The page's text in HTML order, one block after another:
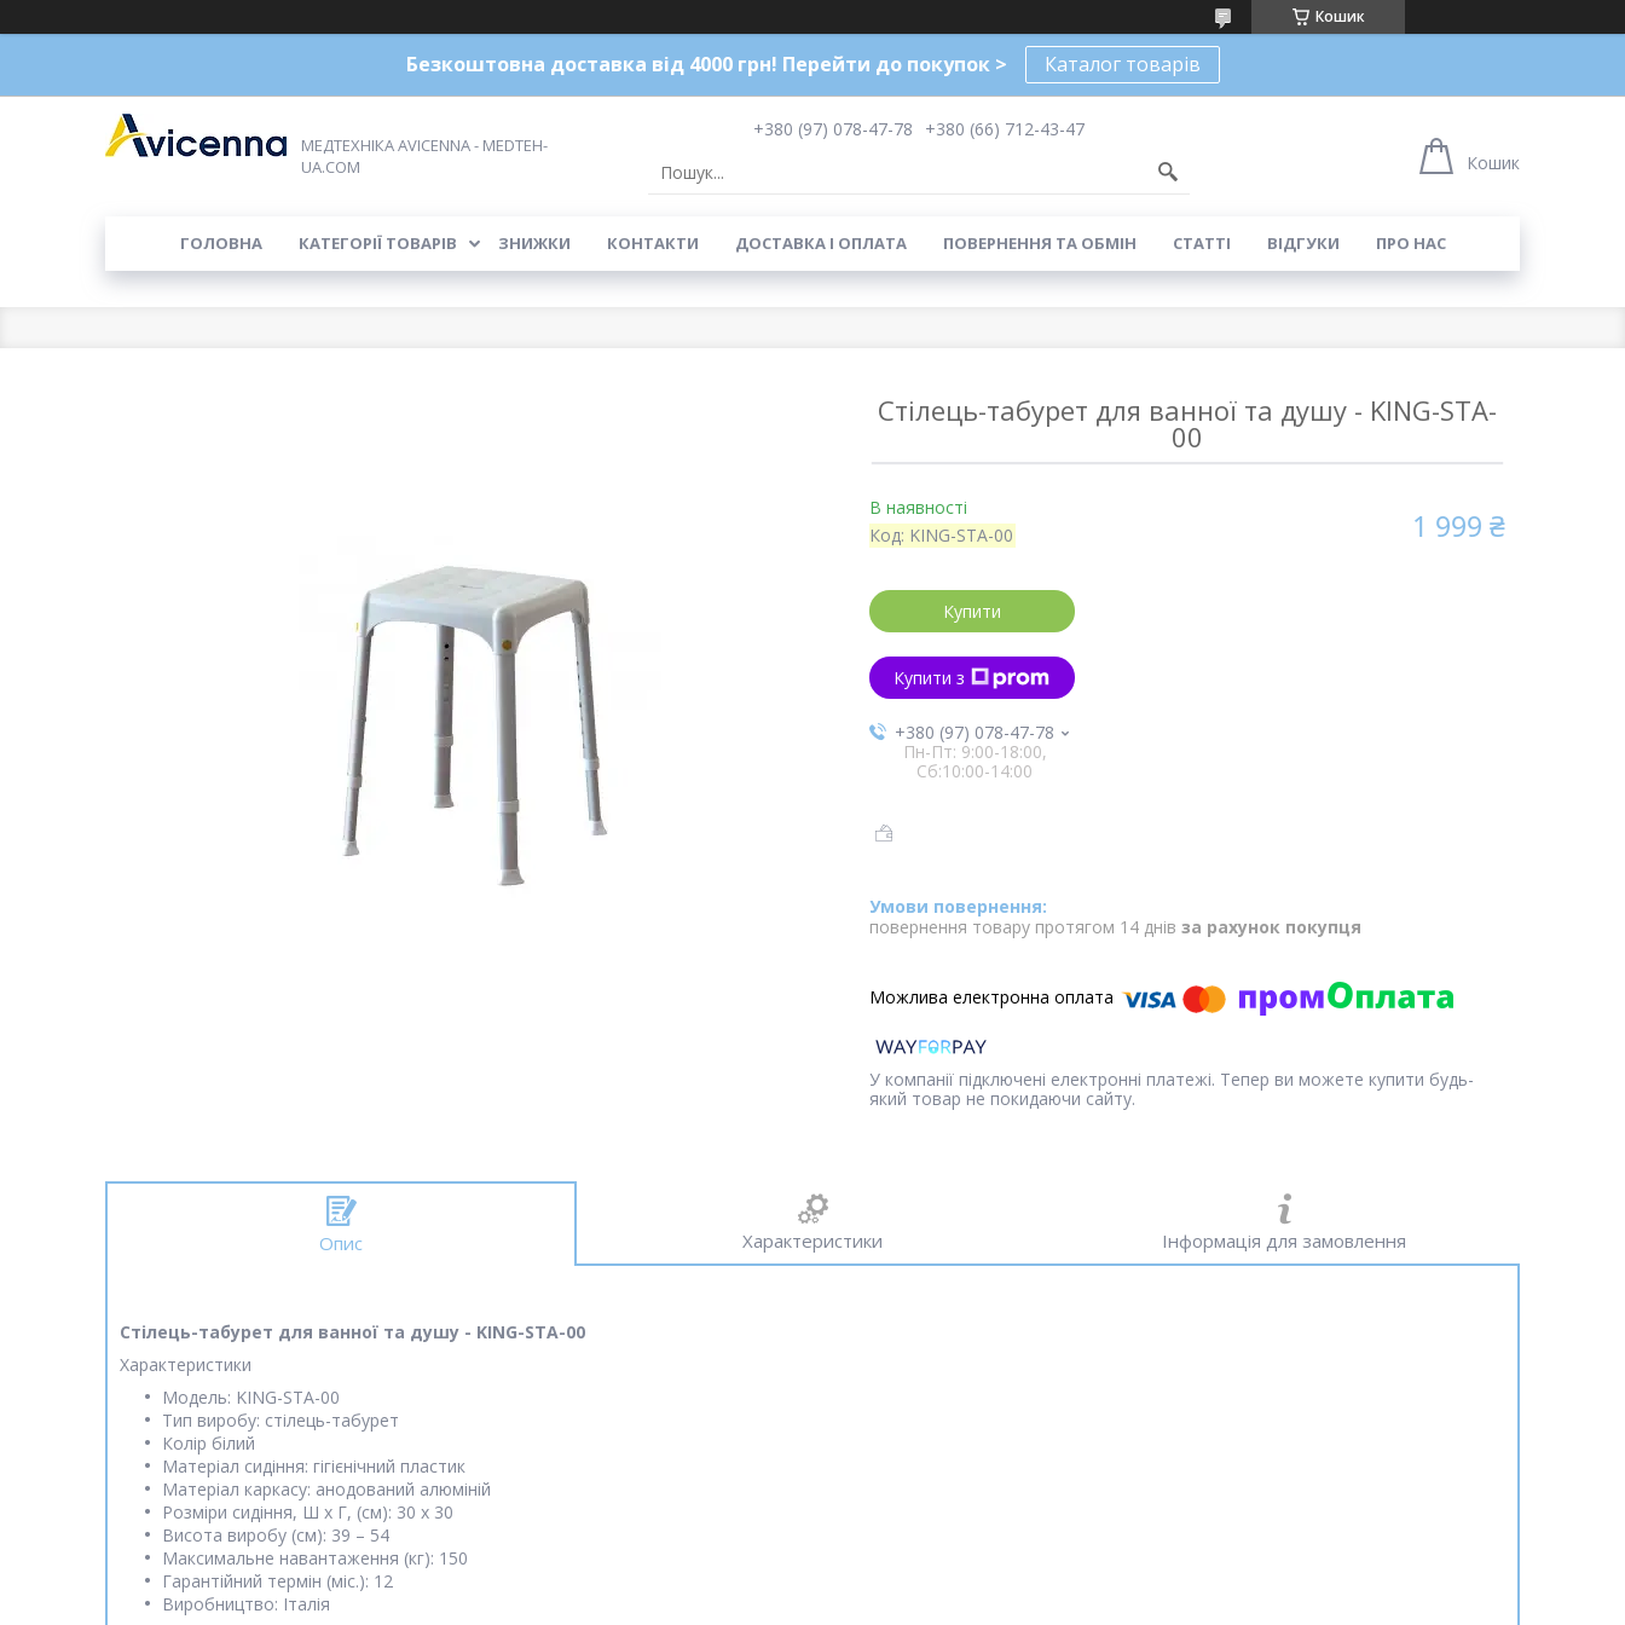
Кошик
Безкоштовна доставка від 4000 грн! Перейти до покупок > Каталог товарів
МЕДТЕХНІКА AVICENNA - MEDTEH-
UA.COM
+380 (97) 078-47-78
+380 (66) 712-43-47
Кошик
ГОЛОВНА КАТЕГОРІЇ ТОВАРІВ ЗНИЖКИ КОНТАКТИ ДОСТАВКА І ОПЛАТА ПОВЕРНЕННЯ ТА ОБМІН СТАТТІ ВІДГУКИ ПРО НАС
Стілець-табурет для ванної та душу - KING-STA-
00
В наявності
Код: KING-STA-00 1 999 ₴
Купити
Купити з
+380 (97) 078-47-78
Пн-Пт: 9:00-18:00,
Сб:10:00-14:00
повернення товару протягом 14 днів за рахунок покупця
У компанії підключені електронні платежі. Тепер ви можете купити будь-
який товар не покидаючи сайту.
Опис Характеристики Інформація для замовлення
Стілець-табурет для ванної та душу - KING-STA-00
Характеристики
Модель: KING-STA-00
Тип виробу: стілець-табурет
Колір білий
Матеріал сидіння: гігієнічний пластик
Матеріал каркасу: анодований алюміній
Розміри сидіння, Ш х Г, (см): 30 х 30
Висота виробу (см): 39 – 54
Максимальне навантаження (кг): 150
Гарантійний термін (міс.): 12
Виробництво: Італія